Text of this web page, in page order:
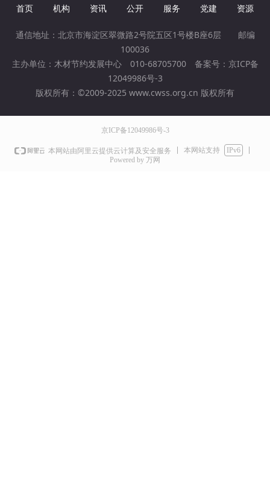
首页 机构 资讯 公开 服务 党建 资源
通信地址：北京市海淀区翠微路2号院五区1号楼B座6层 邮编
100036
主办单位：木材节约发展中心 010-68705700 备案号： 京ICP备
12049986号-3
版权所有：©2009-2025 www.cwss.org.cn 版权所有
京ICP备12049986号-3
本网站由阿里云提供云计算及安全服务 本网站支持
IPv6
Powered by 万网